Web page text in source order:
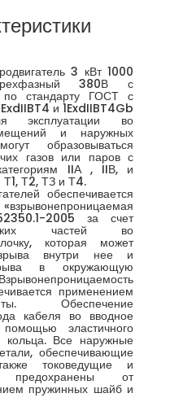
3 кВт 1000
380В с
по стандарту ГОСТ с
и 1ExdIIBT4Gb
эксплуатации во
и наружных
образовываться
газов или паров с
IIА , IIВ, и
Т1, Т2, ТЗ и Т4.
обеспечивается
2005 за счет
частей во
которая может
внутри нее и
в окружающую
применением
Обеспечение
кабеля во вводное
эластичного
кольца. Все наружные
обеспечивающие
токоведущие и
от
пружинных шайб и